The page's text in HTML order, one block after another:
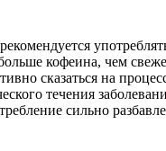
кофеина, чем
сказаться на
течения
сильно